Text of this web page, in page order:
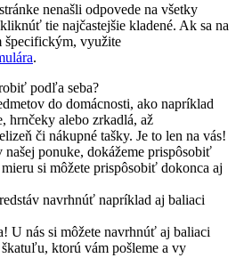
nenašli odpovede na všetky
tie najčastejšie kladené. Ak sa na
špecifickým, využite
.
podľa seba?
do domácnosti, ako napríklad
hrnčeky alebo zrkadlá, až
či nákupné tašky. Je to len na vás!
našej ponuke, dokážeme prispôsobiť
si môžete prispôsobiť dokonca aj
navrhnúť napríklad aj baliaci
U nás si môžete navrhnúť aj baliaci
ktorú vám pošleme a vy